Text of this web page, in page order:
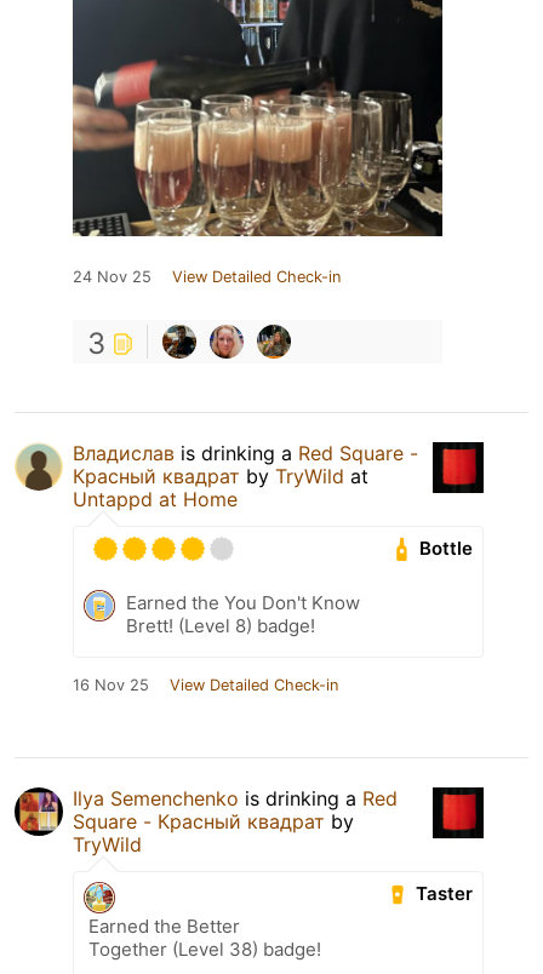
24 Nov 25 View Detailed Check-in
3
Владислав is drinking a Red Square -
Красный квадрат by TryWild at
Untappd at Home
Bottle
Earned the You Don't Know
Brett! (Level 8) badge!
16 Nov 25 View Detailed Check-in
Ilya Semenchenko is drinking a Red
Square - Красный квадрат by
TryWild
Taster
Earned the Better
Together (Level 38) badge!